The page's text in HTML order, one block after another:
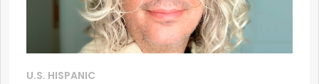
U.S. HISPANIC